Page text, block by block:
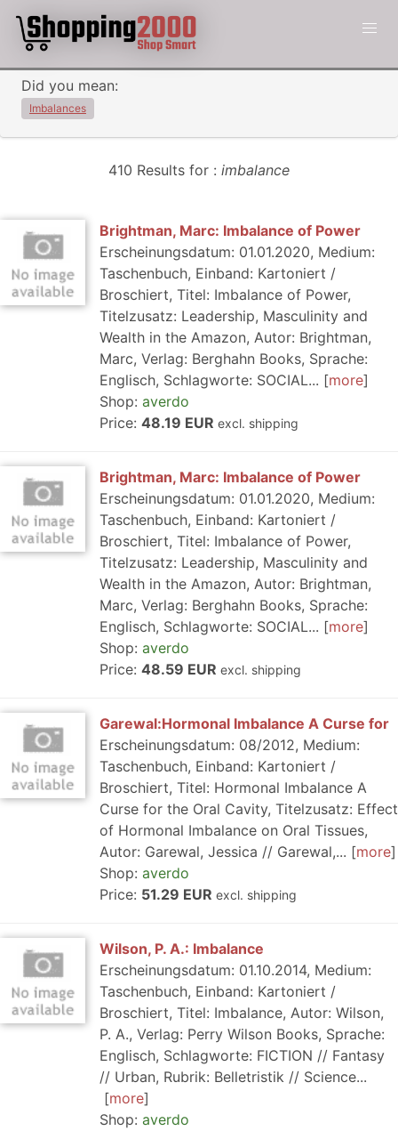
Did you mean:
Imbalances
410 Results for : imbalance
Brightman, Marc: Imbalance of Power
Erscheinungsdatum: 01.01.2020, Medium:
Taschenbuch, Einband: Kartoniert /
Broschiert, Titel: Imbalance of Power,
Titelzusatz: Leadership, Masculinity and
Wealth in the Amazon, Autor: Brightman,
Marc, Verlag: Berghahn Books, Sprache:
Englisch, Schlagworte: SOCIAL...
more
Shop: averdo
Price: 48.19 EUR excl. shipping
Brightman, Marc: Imbalance of Power
Erscheinungsdatum: 01.01.2020, Medium:
Taschenbuch, Einband: Kartoniert /
Broschiert, Titel: Imbalance of Power,
Titelzusatz: Leadership, Masculinity and
Wealth in the Amazon, Autor: Brightman,
Marc, Verlag: Berghahn Books, Sprache:
Englisch, Schlagworte: SOCIAL...
more
Shop: averdo
Price: 48.59 EUR excl. shipping
Garewal:Hormonal Imbalance A Curse for
Erscheinungsdatum: 08/2012, Medium:
Taschenbuch, Einband: Kartoniert /
Broschiert, Titel: Hormonal Imbalance A
Curse for the Oral Cavity, Titelzusatz: Effect
of Hormonal Imbalance on Oral Tissues,
Autor: Garewal, Jessica // Garewal,...
more
Shop: averdo
Price: 51.29 EUR excl. shipping
Wilson, P. A.: Imbalance
Erscheinungsdatum: 01.10.2014, Medium:
Taschenbuch, Einband: Kartoniert /
Broschiert, Titel: Imbalance, Autor: Wilson,
P. A., Verlag: Perry Wilson Books, Sprache:
Englisch, Schlagworte: FICTION // Fantasy
// Urban, Rubrik: Belletristik // Science...
more
Shop: averdo